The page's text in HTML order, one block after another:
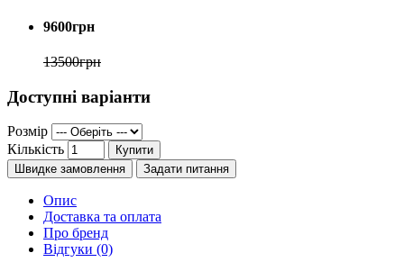
9600грн
13500грн
Доступні варіанти
Розмір
Кількість
Купити
Швидке замовлення
Задати питання
Опис
Доставка та оплата
Про бренд
Відгуки (0)